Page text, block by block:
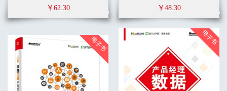
￥62.30 ￥48.30